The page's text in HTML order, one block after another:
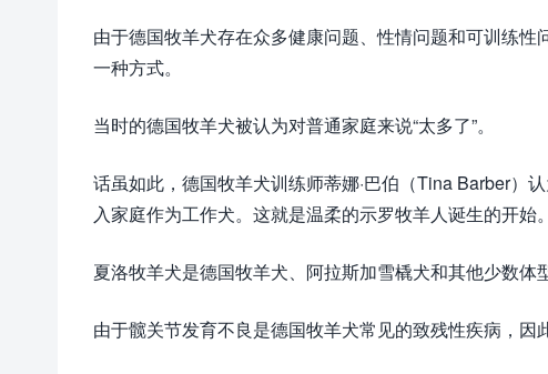
由于德国牧羊犬存在众多健康问题、性情问题和可训练性
一种方式。
当时的德国牧羊犬被认为对普通家庭来说“太多了”。
话虽如此，德国牧羊犬训练师蒂娜·巴伯（Tina Barber）
入家庭作为工作犬。这就是温柔的示罗牧羊人诞生的开始。
夏洛牧羊犬是德国牧羊犬、阿拉斯加雪橇犬和其他少数体
由于髋关节发育不良是德国牧羊犬常见的致残性疾病，因